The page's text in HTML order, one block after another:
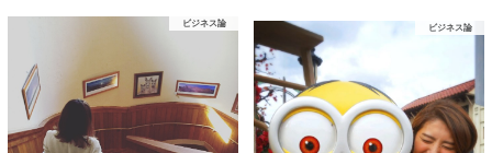
ビジネス論 ビジネス論